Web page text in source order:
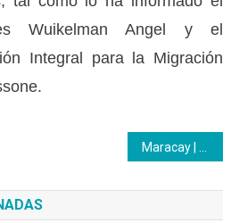
Wuikelman Angel y el
Integral para la Migración